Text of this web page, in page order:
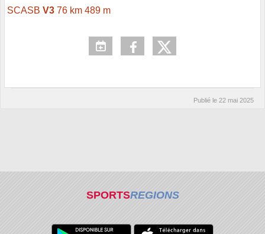
SCASB V3 76 km 489 m
Publié le 22 mai 2025
SPORTSREGIONS